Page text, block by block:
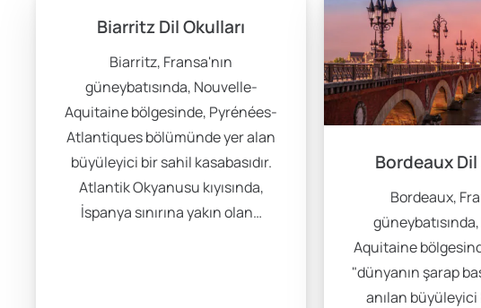
Biarritz Dil Okulları
Biarritz, Fransa'nın
güneybatısında, Nouvelle-
Aquitaine bölgesinde, Pyrénées-
Atlantiques bölümünde yer alan
büyüleyici bir sahil kasabasıdır.
Atlantik Okyanusu kıyısında,
İspanya sınırına yakın olan…
Bordeaux Dil
Bordeaux,
Aquitaine
"dünyanın şarap
anılan